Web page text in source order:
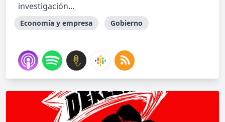
investigación...
Economía y empresa Gobierno